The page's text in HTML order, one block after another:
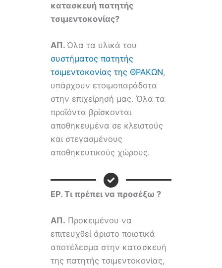
κατασκευή πατητής
τσιμεντοκονίας?
ΑΠ.Όλα τα υλικά του
συστήματος πατητής
τσιμεντοκονίας της ΘΡΑΚΩΝ,
υπάρχουν ετοιμοπαράδοτα
στην επιχείρησή μας. Όλα τα
προϊόντα βρίσκονται
αποθηκευμένα σε κλειστούς
και στεγασμένους
αποθηκευτικούς χώρους.
ΕΡ.Τι πρέπει να προσέξω ?
ΑΠ. Προκειμένου να
επιτευχθεί άριστο ποιοτικά
αποτέλεσμα στην κατασκευή
της πατητής τσιμεντοκονίας,